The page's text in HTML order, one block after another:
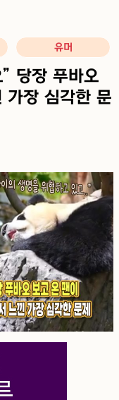
유머
당장 푸바오
가장 심각한 문